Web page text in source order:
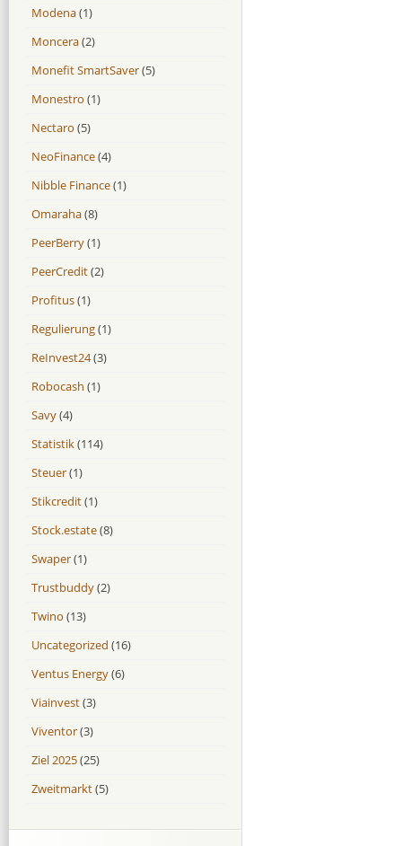
Modena(1)
Moncera(2)
Monefit SmartSaver(5)
Monestro (1)
Nectaro (5)
NeoFinance(4)
Nibble Finance(1)
Omaraha(8)
PeerBerry(1)
PeerCredit(2)
Profitus(1)
Regulierung(1)
ReInvest24(3)
Robocash (1)
Savy(4)
Statistik(114)
Steuer(1)
Stikcredit(1)
Stock.estate(8)
Swaper(1)
Trustbuddy(2)
Twino (13)
Uncategorized (16)
Ventus Energy(6)
Viainvest(3)
Viventor(3)
Ziel 2025(25)
Zweitmarkt(5)